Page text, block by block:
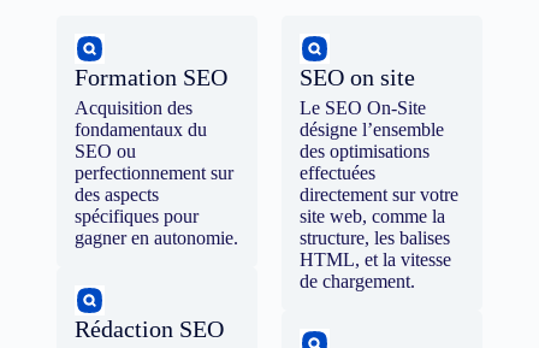
Formation SEO
Acquisition des
fondamentaux du
SEO ou
perfectionnement sur
des aspects
spécifiques pour
gagner en autonomie.
Rédaction SEO
SEO on site
Le SEO On-Site
désigne l’ensemble
des optimisations
effectuées
directement sur votre
site web, comme la
structure, les balises
HTML, et la vitesse
de chargement.